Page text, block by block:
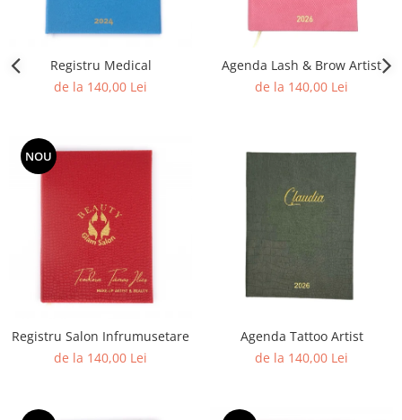
Registru Medical
de la 140,00 Lei
Agenda Lash & Brow Artist
de la 140,00 Lei
NOU
Registru Salon Infrumusetare
de la 140,00 Lei
Agenda Tattoo Artist
de la 140,00 Lei